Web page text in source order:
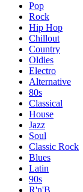
Pop
Rock
Hip Hop
Chillout
Country
Oldies
Electro
Alternative
80s
Classical
House
Jazz
Soul
Classic Rock
Blues
Latin
90s